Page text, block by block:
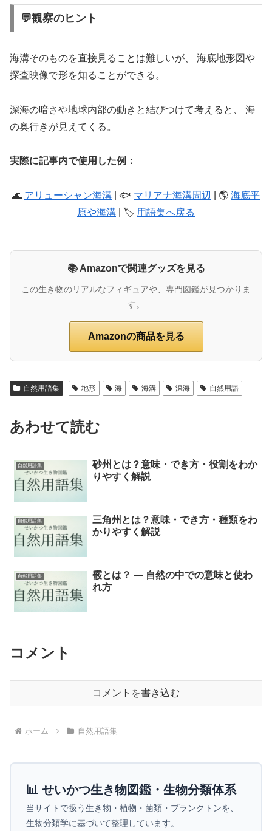
💬観察のヒント
海溝そのものを直接見ることは難しいが、 海底地形図や
探査映像で形を知ることができる。
深海の暗さや地球内部の動きと結びつけて考えると、 海
の奥行きが見えてくる。
実際に記事内で使用した例：
🌊 アリューシャン海溝 | 🐟 マリアナ海溝周辺 | 🌎 海底平
原や海溝 | 🏷️ 用語集へ戻る
📚 Amazonで関連グッズを見る
この生き物のリアルなフィギュアや、専門図鑑が見つかりま
す。
Amazonの商品を見る
自然用語集 地形 海 海溝 深海 自然用語
あわせて読む
自然用語集
砂州とは？意味・でき方・役割をわか
りやすく解説
自然用語集
三角州とは？意味・でき方・種類をわ
かりやすく解説
自然用語集
霰とは？ ― 自然の中での意味と使わ
れ方
コメント
コメントを書き込む
ホーム 自然用語集
📊 せいかつ生き物図鑑・生物分類体系
当サイトで扱う生き物・植物・菌類・プランクトンを、
生物分類学に基づいて整理しています。